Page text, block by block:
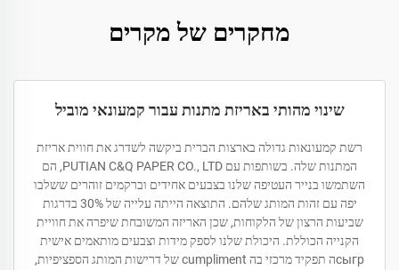
מחקרים של מקרים
שינוי מהותי באריזת מתנות עבור קמעונאי מוביל
רשת קמעונאות גדולה בארצות הברית ביקשה לשדרג את חווית אריזת
המתנות שלה. בשותפות עם PUTIAN C&Q PAPER CO., LTD, הם
השתמשו בנייר העטיפה שלנו בצבעים אחידים וברקמים זוהרים ששלבו
יפה עם זהות המותג שלהם. התוצאה הייתה עלייה של 30% בדרגות
שביעות הרצון של הלקוחות, שכן האריזה המשובחת שיפרה את חוויית
הקנייה הכוללת. היכולת שלנו לספק מידות וצבעים מותאמים אישית
сыгрה תפקיד מרכזי בה cumpliment של דרישות המותג הספציפיות,